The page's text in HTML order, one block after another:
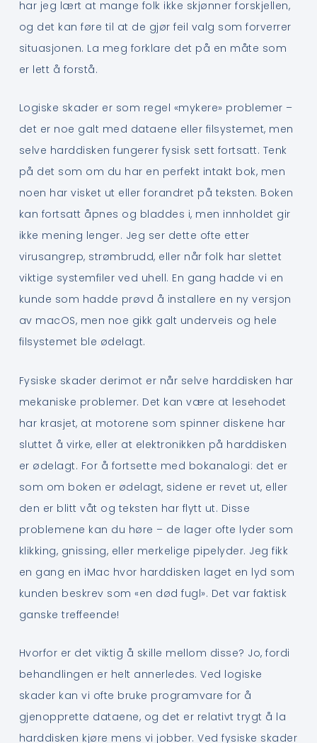
har jeg lært at mange folk ikke skjønner forskjellen,
og det kan føre til at de gjør feil valg som forverrer
situasjonen. La meg forklare det på en måte som
er lett å forstå.
Logiske skader er som regel «mykere» problemer –
det er noe galt med dataene eller filsystemet, men
selve harddisken fungerer fysisk sett fortsatt. Tenk
på det som om du har en perfekt intakt bok, men
noen har visket ut eller forandret på teksten. Boken
kan fortsatt åpnes og bladdes i, men innholdet gir
ikke mening lenger. Jeg ser dette ofte etter
virusangrep, strømbrudd, eller når folk har slettet
viktige systemfiler ved uhell. En gang hadde vi en
kunde som hadde prøvd å installere en ny versjon
av macOS, men noe gikk galt underveis og hele
filsystemet ble ødelagt.
Fysiske skader derimot er når selve harddisken har
mekaniske problemer. Det kan være at lesehodet
har krasjet, at motorene som spinner diskene har
sluttet å virke, eller at elektronikken på harddisken
er ødelagt. For å fortsette med bokanalogi: det er
som om boken er ødelagt, sidene er revet ut, eller
den er blitt våt og teksten har flytt ut. Disse
problemene kan du høre – de lager ofte lyder som
klikking, gnissing, eller merkelige pipelyder. Jeg fikk
en gang en iMac hvor harddisken laget en lyd som
kunden beskrev som «en død fugl». Det var faktisk
ganske treffeende!
Hvorfor er det viktig å skille mellom disse? Jo, fordi
behandlingen er helt annerledes. Ved logiske
skader kan vi ofte bruke programvare for å
gjenopprette dataene, og det er relativt trygt å la
harddisken kjøre mens vi jobber. Ved fysiske skader